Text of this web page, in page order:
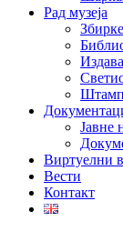
Рад музеја
Збирке
Јавне
Виртуелни
Вести
Контакт